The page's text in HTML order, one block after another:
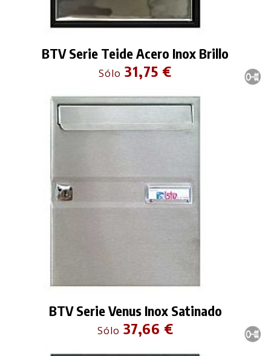
BTV Serie Teide Acero Inox Brillo
Sólo 31,75 €
BTV Serie Venus Inox Satinado
Sólo 37,66 €